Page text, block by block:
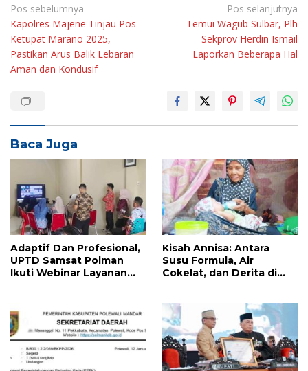
Navigasi
pos
Pos sebelumnya
Kapolres Majene Tinjau Pos
Ketupat Marano 2025,
Pastikan Arus Balik Lebaran
Aman dan Kondusif
Pos selanjutnya
Temui Wagub Sulbar, Plh
Sekprov Herdin Ismail
Laporkan Beberapa Hal
Baca Juga
Adaptif Dan Profesional,
UPTD Samsat Polman
Ikuti Webinar Layanan
Kisah Annisa: Antara
Susu Formula, Air
Cokelat, dan Derita di